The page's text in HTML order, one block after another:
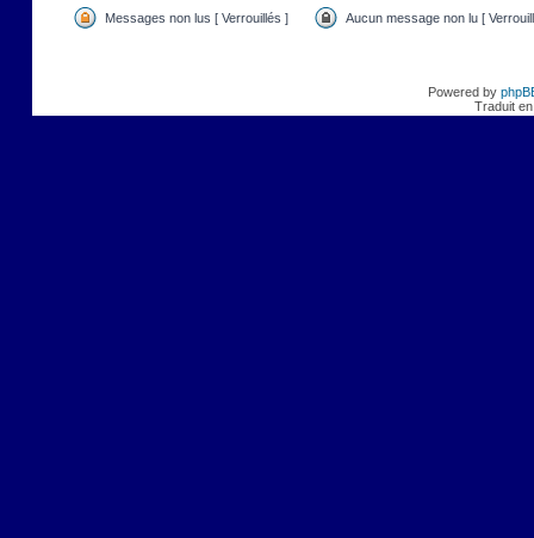
Messages non lus [ Verrouillés ] Aucun message non lu [
Powered by
Traduit